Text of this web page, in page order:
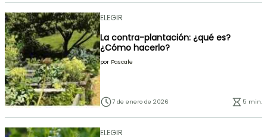
ELEGIR
La contra-plantación: ¿qué es?
¿Cómo hacerlo?
por Pascale
7 de enero de 2026 5 min.
ELEGIR